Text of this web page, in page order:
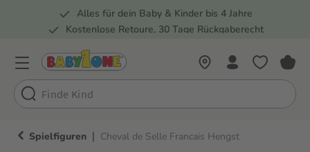
Zur Hauptnavigation springen
Alles für dein Baby & Kinder bis 4 Jahre
Kostenlose Retoure, 30 Tage Rückgaberecht
Spielfiguren | Cheval de Selle Francais Hengst